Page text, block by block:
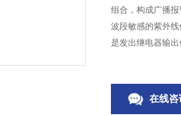
组合，构成广播
波段敏感的紫外
是发出继电器输出
在线咨